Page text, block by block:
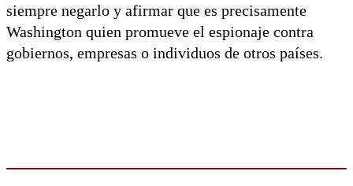
siempre negarlo y afirmar que es precisamente
Washington quien promueve el espionaje contra
gobiernos, empresas o individuos de otros países.